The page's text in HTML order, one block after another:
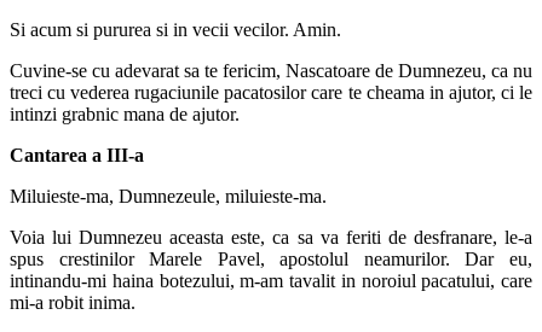
Si acum si pururea si in vecii vecilor. Amin.
Cuvine-se cu adevarat sa te fericim, Nascatoare de Dumnezeu, ca nu
treci cu vederea rugaciunile pacatosilor care te cheama in ajutor, ci le
intinzi grabnic mana de ajutor.
Cantarea a III-a
Miluieste-ma, Dumnezeule, miluieste-ma.
Voia lui Dumnezeu aceasta este, ca sa va feriti de desfranare, le-a
spus crestinilor Marele Pavel, apostolul neamurilor. Dar eu,
intinandu-mi haina botezului, m-am tavalit in noroiul pacatului, care
mi-a robit inima.